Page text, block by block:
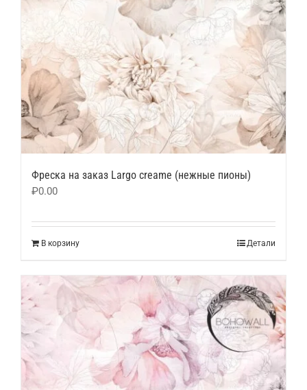
Фреска на заказ Largo creame (нежные пионы)
₽0.00
В корзину Детали